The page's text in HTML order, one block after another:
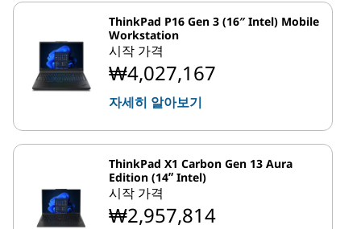
ThinkPad P16 Gen 3 (16″ Intel) Mobile
Workstation
시작 가격
₩4,027,167
자세히 알아보기
ThinkPad X1 Carbon Gen 13 Aura
Edition (14ʺ Intel)
시작 가격
₩2,957,814